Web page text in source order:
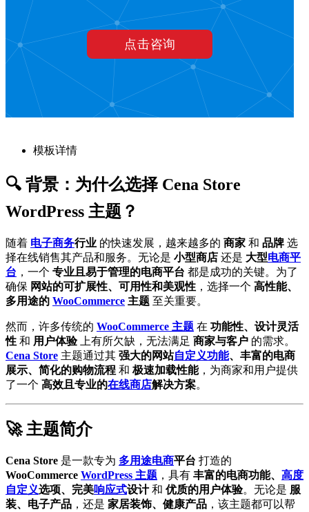
模板详情
🔍 背景：为什么选择 Cena Store
WordPress 主题？
随着 电子商务行业 的快速发展，越来越多的 商家 和 品牌 选
择在线销售其产品和服务。无论是 小型商店 还是 大型电商平
台 ，一个 专业且易于管理的电商平台 都是成功的关键。为了
确保 网站的可扩展性、可用性和美观性 ，选择一个 高性能、
多用途的 WooCommerce 主题 至关重要。
然而，许多传统的 WooCommerce 主题 在 功能性、设计灵活
性 和 用户体验上有所欠缺，无法满足 商家与客户 的需求。
Cena Store 主题通过其 强大的网站自定义功能、丰富的电商
展示、简化的购物流程 和 极速加载性能，为商家和用户提供
了一个 高效且专业的在线商店解决方案。
🚀 主题简介
Cena Store 是一款专为 多用途电商平台 打造的
WooCommerce WordPress 主题 ，具有 丰富的电商功能、 高度
自定义选项、完美响应式设计和 优质的用户体验。无论是 服
装、电子产品 ，还是 家居装饰、健康产品 ，该主题都可以帮